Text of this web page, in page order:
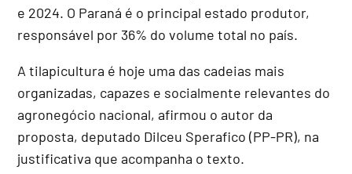
e 2024. O Paraná é o principal estado produtor,
responsável por 36% do volume total no país.
A tilapicultura é hoje uma das cadeias mais
organizadas, capazes e socialmente relevantes do
agronegócio nacional, afirmou o autor da
proposta, deputado Dilceu Sperafico (PP-PR), na
justificativa que acompanha o texto.